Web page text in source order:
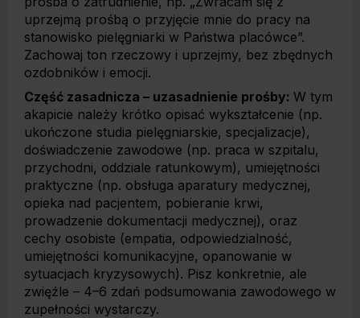
uprzejmą prośbą o przyjęcie mnie do pracy na
stanowisko pielęgniarki w Państwa placówce”.
Zachowaj ton rzeczowy i uprzejmy, bez zbędnych
ozdobników i emocji.
Część zasadnicza – uzasadnienie prośby: W tym
akapicie należy krótko opisać wykształcenie (np.
ukończone studia pielęgniarskie, specjalizacje),
doświadczenie zawodowe (np. praca w szpitalu,
przychodni, oddziale ratunkowym), umiejętności
praktyczne (np. obsługa aparatury medycznej,
opieka nad pacjentem, pobieranie krwi,
prowadzenie dokumentacji medycznej), oraz
cechy osobiste (empatia, odpowiedzialność,
umiejętności komunikacyjne, opanowanie w
sytuacjach kryzysowych). Pisz konkretnie, ale
zwięźle – 4–6 zdań podsumowania zawodowego w
zupełności wystarczy.